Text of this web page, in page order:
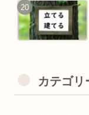
カテゴリ